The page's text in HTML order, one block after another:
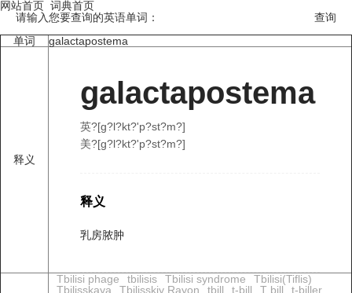
网站首页 词典首页
请输入您要查询的英语单词：
单词
galactapostema
释义
galactapostema
英?[ɡ?l?kt?'p?st?m?]
美?[ɡ?l?kt?'p?st?m?]
释义
乳房脓肿
Tbilisi phage tbilisis Tbilisi syndrome
Tbilisi(Tiflis)
Tbilisskaya
Tbilisskiy Rayon tbill t-bill T bill
t-biller